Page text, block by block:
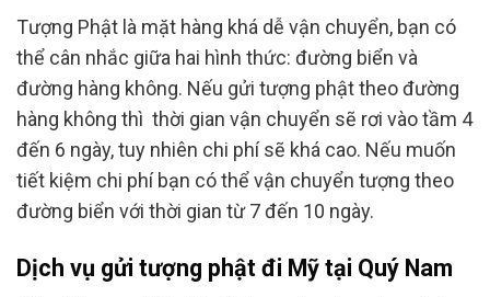
Tượng Phật là mặt hàng khá dễ vận chuyển, bạn có
thể cân nhắc giữa hai hình thức: đường biển và
đường hàng không. Nếu gửi tượng phật theo đường
hàng không thì thời gian vận chuyển sẽ rơi vào tầm 4
đến 6 ngày, tuy nhiên chi phí sẽ khá cao. Nếu muốn
tiết kiệm chi phí bạn có thể vận chuyển tượng theo
đường biển với thời gian từ 7 đến 10 ngày.
Dịch vụ gửi tượng phật đi Mỹ tại Quý Nam